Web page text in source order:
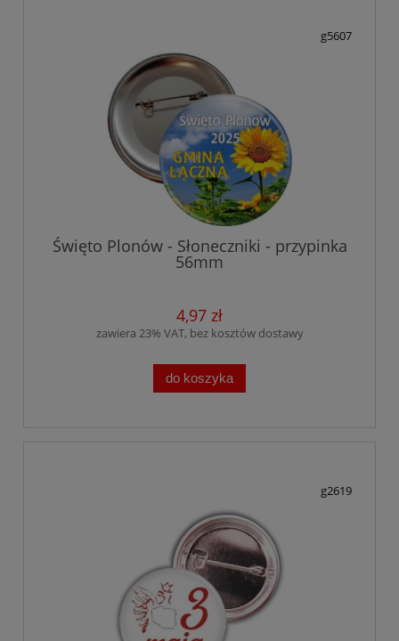
g5607
Święto Plonów - Słoneczniki - przypinka
56mm
4,97 zł
zawiera 23% VAT, bez kosztów dostawy
do koszyka
g2619